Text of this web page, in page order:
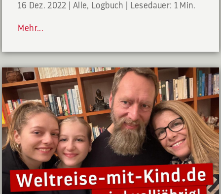
16 Dez. 2022 Alle Logbuch Lesedauer: 1 Min.
Mehr...